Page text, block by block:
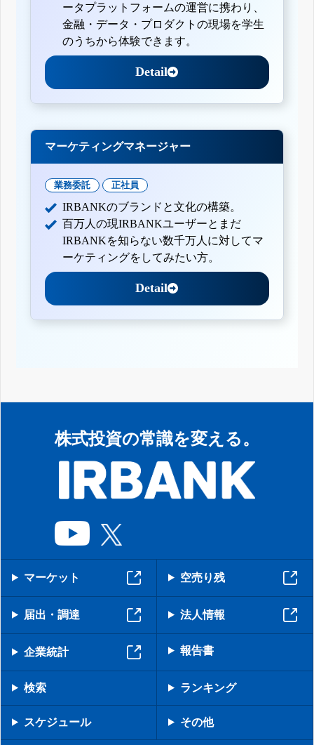
ータプラットフォームの運営に携わり、
金融・データ・プロダクトの現場を学生
のうちから体験できます。
Detail
マーケティングマネージャー
業務委託 正社員
IRBANKのブランドと文化の構築。
百万人の現IRBANKユーザーとまだ
IRBANKを知らない数千万人に対してマ
ーケティングをしてみたい方。
Detail
株式投資の常識を変える。
マーケット 空売り残
届出・調達 法人情報
企業統計 報告書
検索 ランキング
スケジュール その他